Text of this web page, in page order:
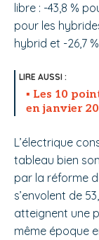
libre : -43,8 %
pour les
hybrid et -26,7
Les 10
en janvier
L’électrique
tableau bien
par la réforme
s’envolent de
atteignent une
même époque